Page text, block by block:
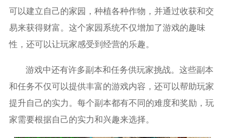
可以建立自己的家园，种植各种作物，并通过收获和交
易来获得财富。这个家园系统不仅增加了游戏的趣味
性，还可以让玩家感受到经营的乐趣。
游戏中还有许多副本和任务供玩家挑战。这些副本
和任务不仅可以提供丰富的游戏内容，还可以帮助玩家
提升自己的实力。每个副本都有不同的难度和奖励，玩
家需要根据自己的实力和兴趣来选择。